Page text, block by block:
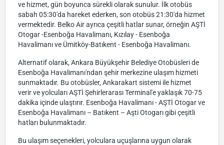
ve hizmet, gün boyunca sürekli olarak sunulur. İlk otobüs
sabah 05:30'da hareket ederken, son otobüs 21:30'da hizmet
vermektedir. Belko Air ayrıca çeşitli hatlar sunar, örneğin AŞTİ
Otogar -Esenboğa Havalimanı, Kızılay - Esenboğa
Havalimanı ve Ümitköy-Batıkent - Esenboğa Havalimanı.
Alternatif olarak, Ankara Büyükşehir Belediye Otobüsleri de
Esenboğa Havalimanı'ndan şehir merkezine ulaşım hizmeti
sunmaktadır. Bu otobüsler, Ankarakart sistemi ile hizmet
verir ve yolcuları AŞTİ Şehirlerarası Terminal'e yaklaşık 70-75
dakika içinde ulaştırır. Esenboğa Havalimanı - AŞTİ Otogar ve
Esenboğa Havalimanı – Batıkent – Aşti Otogarı gibi çeşitli
hatları bulunmaktadır.
Bu ulaşım seçenekleri, yolculara uçuşlarına uygun olarak